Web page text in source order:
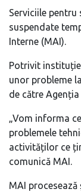
Serviciile
suspendate
Interne (MAI).
Potrivit
unor probleme
de către
„Vom informa
problemele
activităților ce
comunică MAI.
MAI procesează